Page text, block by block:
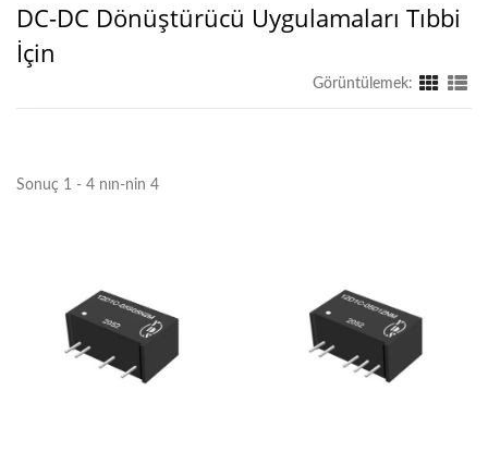
DC-DC Dönüştürücü Uygulamaları Tıbbi
İçin
Görüntülemek:
Sonuç 1 - 4 nın-nin 4